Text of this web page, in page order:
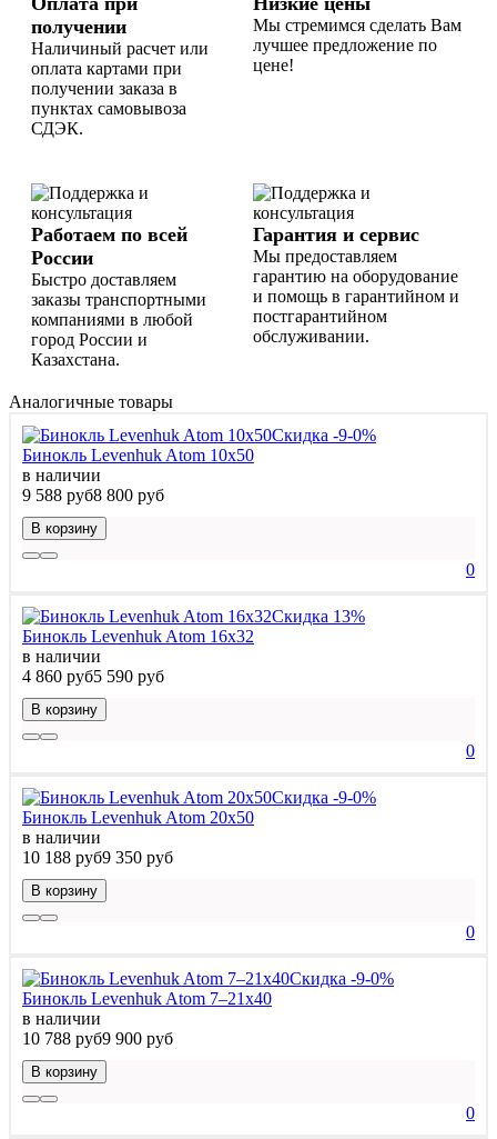
получении
Наличиный расчет или
оплата картами при
получении заказа в
пунктах самовывоза
СДЭК.
Мы стремимся сделать Вам
лучшее предложение по
цене!
Работаем по всей
России
Быстро доставляем
заказы транспортными
компаниями в любой
город России и
Казахстана.
Гарантия и сервис
Мы предоставляем
гарантию на оборудование
и помощь в гарантийном и
постгарантийном
обслуживании.
Аналогичные товары
Скидка -9-0%
Бинокль Levenhuk Atom 10x50
в наличии
9 588 руб8 800 руб
В корзину
0
Скидка 13%
Бинокль Levenhuk Atom 16x32
в наличии
4 860 руб5 590 руб
В корзину
0
Скидка -9-0%
Бинокль Levenhuk Atom 20x50
в наличии
10 188 руб9 350 руб
В корзину
0
Скидка -9-0%
Бинокль Levenhuk Atom 7–21x40
в наличии
10 788 руб9 900 руб
В корзину
0